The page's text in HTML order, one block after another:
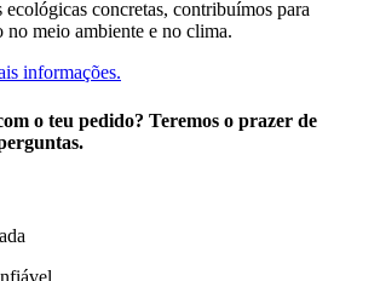
concretas, contribuímos para
meio ambiente e no clima.
informações.
o teu pedido? Teremos o prazer de